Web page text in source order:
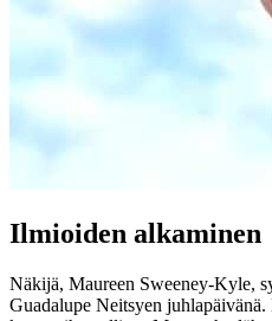
Ilmioiden alkaminen
Näkijä, Maureen Sweeney-Kyle,
Guadalupe Neitsyen